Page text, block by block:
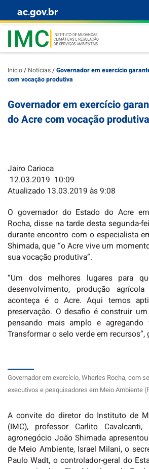
Skip to content
ac.gov.br
Início/ Notícias/Governador em exercício
com vocação produtiva
Governador em exercício
do Acre com vocação produtiva
Jairo Carioca
12.03.2019 10:09
Atualizado 13.03.2019 às 9:08
O governador do Estado do Acre
Rocha, disse na tarde desta segunda-
durante encontro com o especialista
Shimada, que “o Acre vive um
sua vocação produtiva”.
“Um dos melhores lugares para
desenvolvimento, produção
aconteça é o Acre. Aqui temos
preservação. O desafio é construir
pensando mais amplo e agregando
Transformar o selo verde em recursos”,
Governador em exercício, Wherles Rocha, com
executivos e pesquisadores em Meio Ambiente
A convite do diretor do Instituto de
(IMC), professor Carlito
agronegócio João Shimada
de Meio Ambiente, Israel Milani, o
Paulo Wadt, o controlador-geral do